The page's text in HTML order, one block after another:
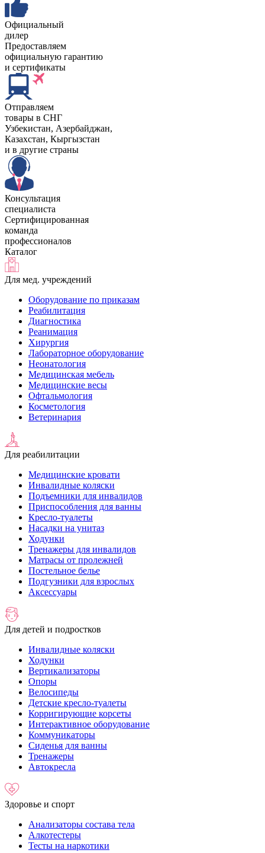
Официальный
дилер
Предоставляем
официальную гарантию
и сертификаты
Отправляем
товары в СНГ
Узбекистан, Aзербайджан,
Казахстан, Кыргызстан
и в другие страны
Консультация
специалиста
Сертифицированная
команда
профессионалов
Каталог
Для мед. учреждений
Оборудование по приказам
Реабилитация
Диагностика
Реанимация
Хирургия
Лабораторное оборудование
Неонатология
Медицинская мебель
Медицинские весы
Офтальмология
Косметология
Ветеринария
Для реабилитации
Медицинские кровати
Инвалидные коляски
Подъемники для инвалидов
Приспособления для ванны
Кресло-туалеты
Насадки на унитаз
Ходунки
Тренажеры для инвалидов
Матрасы от пролежней
Постельное белье
Подгузники для взрослых
Аксессуары
Для детей и подростков
Инвалидные коляски
Ходунки
Вертикализаторы
Опоры
Велосипеды
Детские кресло-туалеты
Корригирующие корсеты
Интерактивное оборудование
Коммуникаторы
Сиденья для ванны
Тренажеры
Автокресла
Здоровье и спорт
Анализаторы состава тела
Алкотестеры
Тесты на наркотики